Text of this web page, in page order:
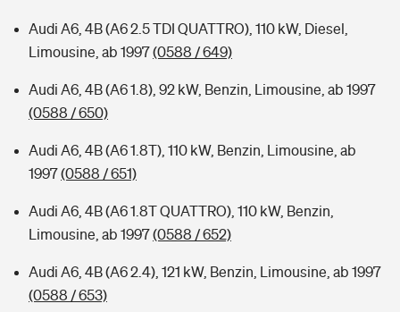
Audi A6, 4B (A6 2.5 TDI QUATTRO), 110 kW, Diesel,
Limousine, ab 1997(0588 / 649)
Audi A6, 4B (A6 1.8), 92 kW, Benzin, Limousine, ab 1997
(0588 / 650)
Audi A6, 4B (A6 1.8T), 110 kW, Benzin, Limousine, ab
1997(0588 / 651)
Audi A6, 4B (A6 1.8T QUATTRO), 110 kW, Benzin,
Limousine, ab 1997(0588 / 652)
Audi A6, 4B (A6 2.4), 121 kW, Benzin, Limousine, ab 1997
(0588 / 653)